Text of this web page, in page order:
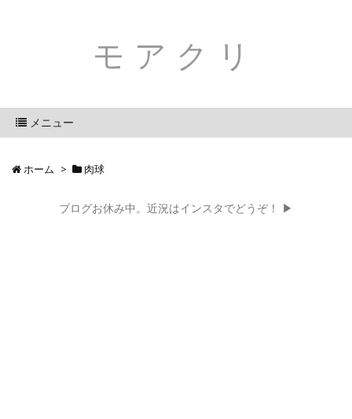
モアクリ
メニュー
ホーム > 肉球
ブログお休み中。近況はインスタでどうぞ！ ▶